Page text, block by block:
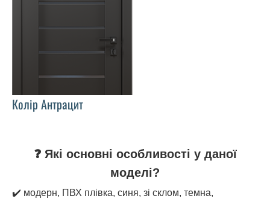
Колір Антрацит
❓ Які основні особливості у даної
моделі?
✔️ модерн, ПВХ плівка, синя, зі склом, темна,